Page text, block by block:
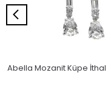
Abella Mozanit Küpe İthal